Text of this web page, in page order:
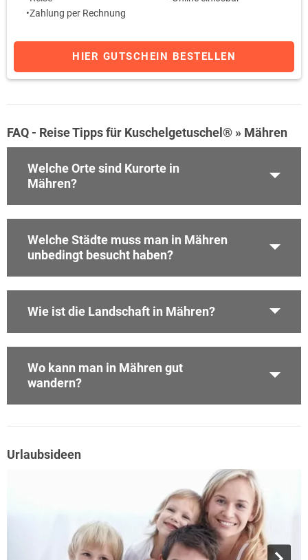
Zahlung per Rechnung
HIER GUTSCHEIN BESTELLEN
FAQ - Reise Tipps für Kuschelgetuschel® » Mähren
Welche Orte sind Kurorte in
Mähren?
Welche Städte muss man in Mähren
unbedingt besucht haben?
Wie ist die Landschaft in Mähren?
Wo kann man in Mähren gut
wandern?
Urlaubsideen